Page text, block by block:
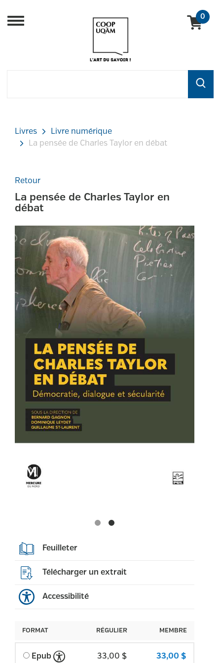
Menu
0
Livres
Livre numérique
La pensée de Charles Taylor en débat
Retour
La pensée de Charles Taylor en
débat
Feuilleter
Télécharger un extrait
Accessibilité
FORMAT RÉGULIER MEMBRE
Epub 33,00 $ 33,00 $